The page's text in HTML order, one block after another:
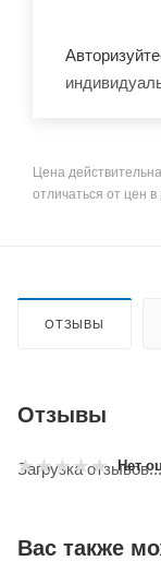
Цена
отличаться от цен
ОТЗЫВЫ
Отзывы
Нет
Загрузка отзывов...
Вас также